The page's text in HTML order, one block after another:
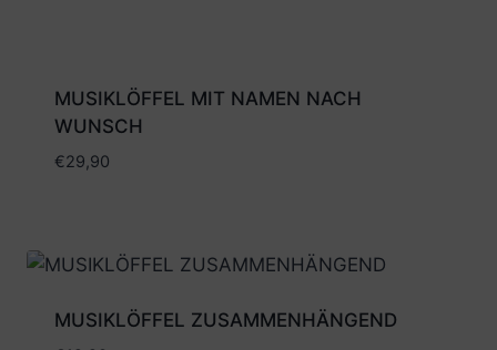
MUSIKLÖFFEL MIT NAMEN NACH
WUNSCH
€29,90
MUSIKLÖFFEL ZUSAMMENHÄNGEND